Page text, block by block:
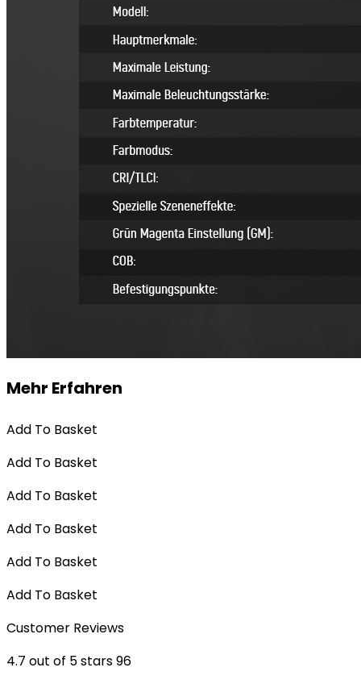
Mehr Erfahren
Add To Basket
Add To Basket
Add To Basket
Add To Basket
Add To Basket
Add To Basket
Customer Reviews
4.7 out of 5 stars 96